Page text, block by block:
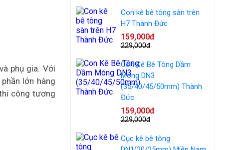
phụ gia. Với
lớn hàng
công tương
Con kê bê tông sàn trên
H7 Thành Đức
159,000đ
229,000đ
Con Kê Bê Tông Dầm
Móng DN3
(35/40/45/50mm) Thành
Đức
159,000đ
229,000đ
Cục kê bê tông